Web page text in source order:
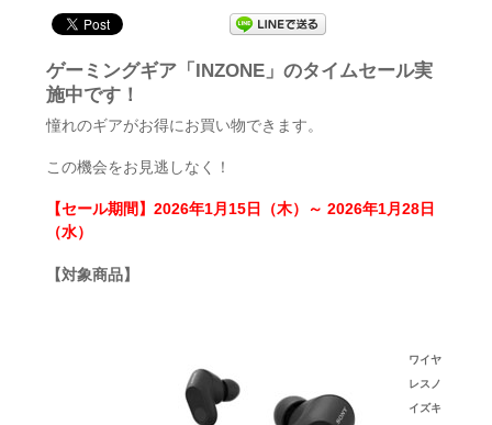
ゲーミングギア「INZONE」のタイムセール実
施中です！
憧れのギアがお得にお買い物できます。
この機会をお見逃しなく！
【セール期間】2026年1月15日（木）～ 2026年1月28日
（水）
【対象商品】
ワイヤ
レスノ
イズキ